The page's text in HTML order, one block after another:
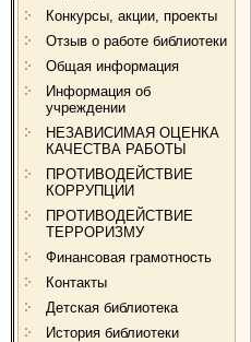
Конкурсы, акции, проекты
Отзыв о работе библиотеки
Общая информация
Информация об
учреждении
НЕЗАВИСИМАЯ ОЦЕНКА
КАЧЕСТВА РАБОТЫ
ПРОТИВОДЕЙСТВИЕ
КОРРУПЦИИ
ПРОТИВОДЕЙСТВИЕ
ТЕРРОРИЗМУ
Финансовая грамотность
Контакты
Детская библиотека
История библиотеки